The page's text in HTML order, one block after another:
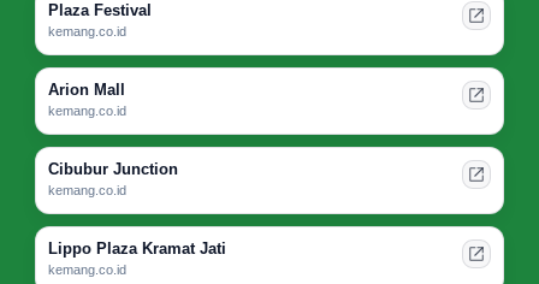
Plaza Festival
kemang.co.id
Arion Mall
kemang.co.id
Cibubur Junction
kemang.co.id
Lippo Plaza Kramat Jati
kemang.co.id